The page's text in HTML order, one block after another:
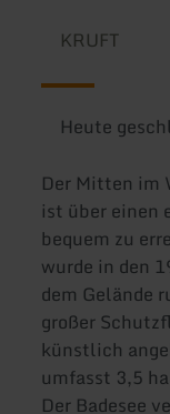
KRUFT
Heute
Der Mitten im
ist über einen
bequem zu
wurde in den
dem Gelände
großer
künstlich
umfasst 3,5
Der Badesee